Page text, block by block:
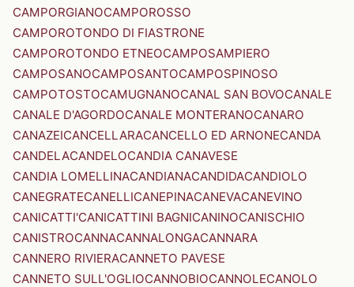
CAMPORGIANOCAMPOROSSO
CAMPOROTONDO DI FIASTRONE
CAMPOROTONDO ETNEOCAMPOSAMPIERO
CAMPOSANOCAMPOSANTOCAMPOSPINOSO
CAMPOTOSTOCAMUGNANOCANAL SAN BOVOCANALE
CANALE D'AGORDOCANALE MONTERANOCANARO
CANAZEICANCELLARACANCELLO ED ARNONECANDA
CANDELACANDELOCANDIA CANAVESE
CANDIA LOMELLINACANDIANACANDIDACANDIOLO
CANEGRATECANELLICANEPINACANEVACANEVINO
CANICATTI'CANICATTINI BAGNICANINOCANISCHIO
CANISTROCANNACANNALONGACANNARA
CANNERO RIVIERACANNETO PAVESE
CANNETO SULL'OGLIOCANNOBIOCANNOLECANOLO